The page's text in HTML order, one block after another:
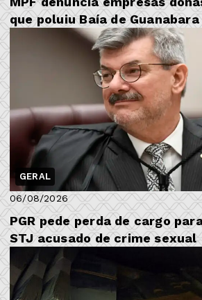
que poluiu Baía de Guanabara
GERAL
06/08/2026
PGR pede perda de cargo
STJ acusado de crime sexual